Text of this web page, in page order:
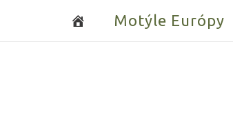
Motýle Európy